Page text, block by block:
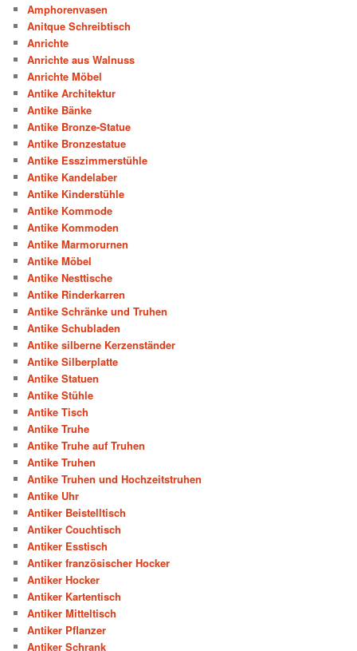
Amphorenvasen
Anitque Schreibtisch
Anrichte
Anrichte aus Walnuss
Anrichte Möbel
Antike Architektur
Antike Bänke
Antike Bronze-Statue
Antike Bronzestatue
Antike Esszimmerstühle
Antike Kandelaber
Antike Kinderstühle
Antike Kommode
Antike Kommoden
Antike Marmorurnen
Antike Möbel
Antike Nesttische
Antike Rinderkarren
Antike Schränke und Truhen
Antike Schubladen
Antike silberne Kerzenständer
Antike Silberplatte
Antike Statuen
Antike Stühle
Antike Tisch
Antike Truhe
Antike Truhe auf Truhen
Antike Truhen
Antike Truhen und Hochzeitstruhen
Antike Uhr
Antiker Beistelltisch
Antiker Couchtisch
Antiker Esstisch
Antiker französischer Hocker
Antiker Hocker
Antiker Kartentisch
Antiker Mitteltisch
Antiker Pflanzer
Antiker Schrank